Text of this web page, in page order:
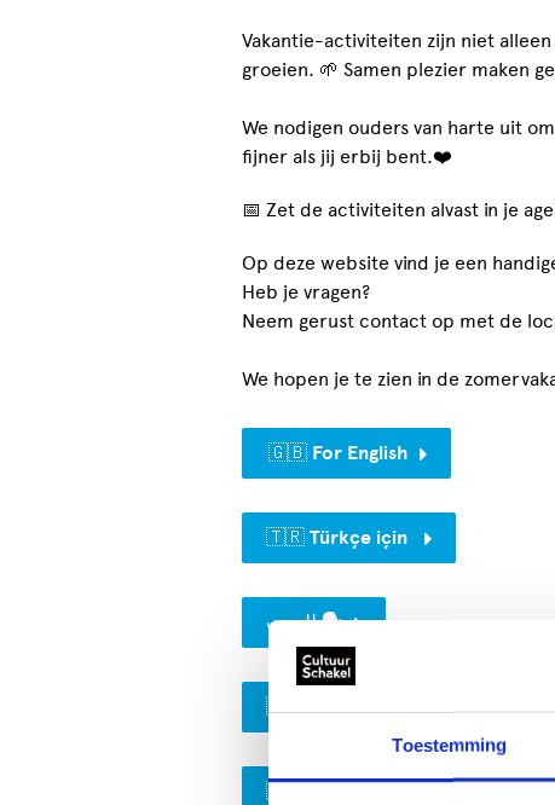
Toestemming
Vakantie-activiteiten zijn niet
groeien. 🌱 Samen plezier maken
We nodigen ouders van harte uit
fijner als jij erbij bent.❤️
📅 Zet de activiteiten alvast in je
Op deze website vind je een
Heb je vragen?
Neem gerust contact op met de
We hopen je te zien in de
🇬🇧 For English
🇹🇷 Türkçe için
للعرب 🗣️
🇵🇱 Dla Polaków
🇺🇦 Для українців